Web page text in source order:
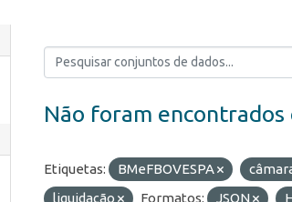
Não foram encontrados
Etiquetas: BMeFBOVESPA
liquidação
Formatos: JSON